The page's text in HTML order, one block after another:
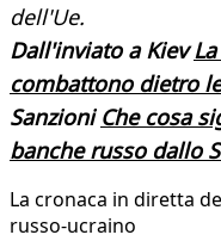
dell'Ue.
Dall'inviato a Kiev
combattono dietro
Sanzioni Che cosa
banche russo dallo
La cronaca in diretta
russo-ucraino